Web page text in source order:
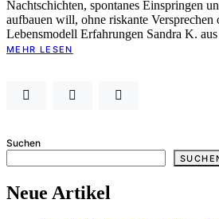
Nachtschichten, spontanes Einspringen
aufbauen will, ohne riskante
Lebensmodell Erfahrungen Sandra K.
MEHR LESEN
Suchen
Neue Artikel